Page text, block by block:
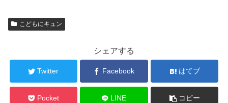
こどもにキュン
シェアする
Twitter Facebook はてブ
Pocket LINE コピー